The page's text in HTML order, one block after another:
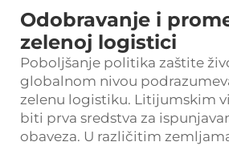
Odobravanje i
zelenoj logistici
Poboljšanje politika zaštite
globalnom nivou
zelenu logistiku. Litijumskim
biti prva sredstva za
obaveza. U različitim